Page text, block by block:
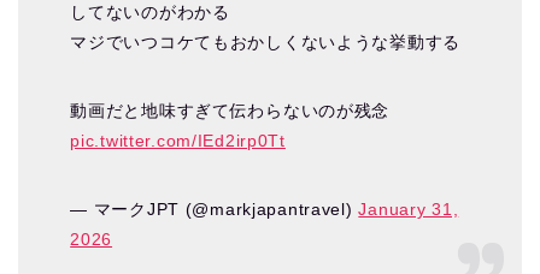
してないのがわかる
マジでいつコケてもおかしくないような挙動する
動画だと地味すぎて伝わらないのが残念
pic.twitter.com/IEd2irp0Tt
— マークJPT (@markjapantravel)January 31,
2026